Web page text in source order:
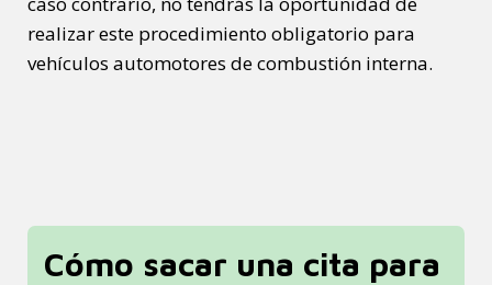
realizar este procedimiento obligatorio para
vehículos automotores de combustión interna.
Cómo sacar una cita para